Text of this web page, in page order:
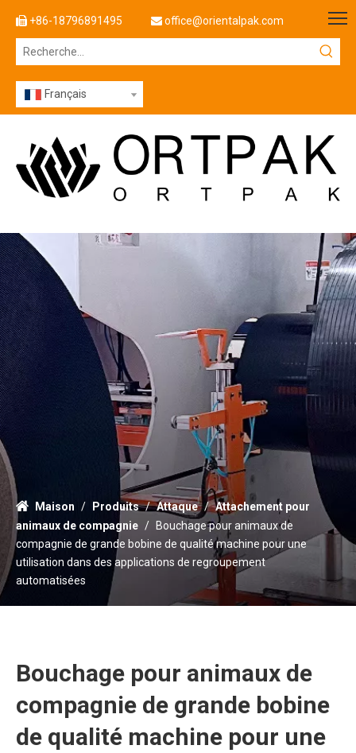
 +86-18796891495  office@orientalpak.com
Français
Maison / Produits / Attaque / Attachement pour
animaux de compagnie /
Bouchage pour animaux de
compagnie de grande bobine de qualité machine pour une
utilisation dans des applications de regroupement
automatisées
Bouchage pour animaux de
compagnie de grande bobine
de qualité machine pour une